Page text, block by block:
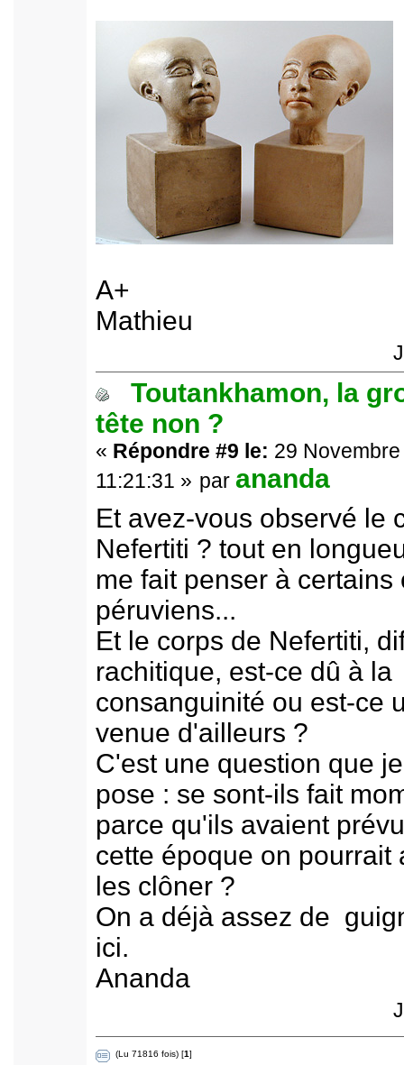
A+
Mathieu
Toutankhamon, la
tête non ?
« Répondre #9 le: 29
11:21:31 » par ananda
Et avez-vous observé le
Nefertiti ? tout en
me fait penser à certains
péruviens...
Et le corps de Nefertiti,
rachitique, est-ce dû à la
consanguinité ou est-ce
venue d'ailleurs ?
C'est une question que
pose : se sont-ils fait
parce qu'ils avaient
cette époque on pourrait
les clôner ?
On a déjà assez de
ici.
Ananda
(Lu 71816 fois) [1]